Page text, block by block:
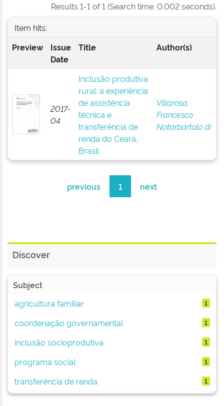
Results 1-1 of 1 (Search time: 0.002 seconds).
Item hits:
Preview
Issue
Date
Title Author(s)
2017-
04
Inclusão produtiva
rural: a experiência
de assistência
técnica e
transferência de
renda do Ceará,
Brasil
Villarosa,
Francesco
Notarbartolo di
previous 1 next
Discover
Subject
agricultura familiar
1
coordenação governamental 1
inclusão socioprodutiva 1
programa social 1
transferência de renda 1